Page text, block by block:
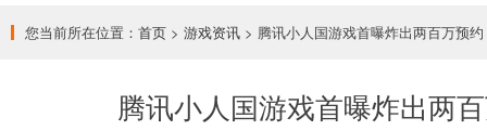
您当前所在位置： 首页 > 游戏资讯 > 腾讯小人国游戏首曝炸出两百万预
腾讯小人国游戏首曝炸出两